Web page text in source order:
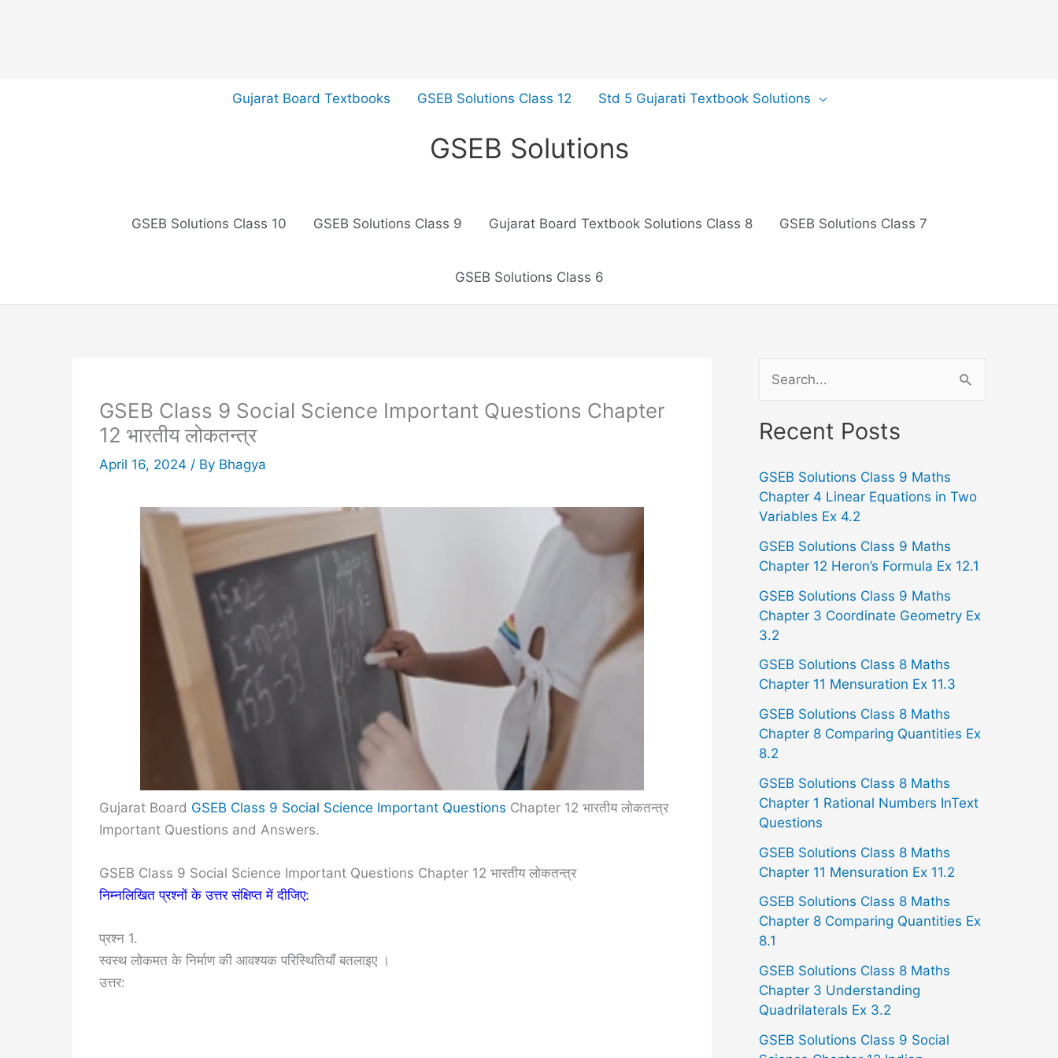
Gujarat Board Textbooks GSEB Solutions Class 12 Std 5 Gujarati Textbook Solutions
GSEB Solutions
GSEB Solutions Class 10 GSEB Solutions Class 9 Gujarat Board Textbook Solutions Class 8 GSEB Solutions Class 7
GSEB Solutions Class 6
GSEB Class 9 Social Science Important Questions Chapter
12 भारतीय लोकतन्त्र
April 16, 2024 / By Bhagya
Gujarat Board GSEB Class 9 Social Science Important Questions Chapter 12 भारतीय लोकतन्त्र
Important Questions and Answers.
GSEB Class 9 Social Science Important Questions Chapter 12 भारतीय लोकतन्त्र
निम्नलिखित प्रश्नों के उत्तर संक्षिप्त में दीजिए:
प्रश्न 1.
स्वस्थ लोकमत के निर्माण की आवश्यक परिस्थितियाँ बतलाइए ।
उत्तर:
a
c
h
o
:
Recent Posts
GSEB Solutions Class 9 Maths
Chapter 4 Linear Equations in Two
Variables Ex 4.2
GSEB Solutions Class 9 Maths
Chapter 12 Heron’s Formula Ex 12.1
GSEB Solutions Class 9 Maths
Chapter 3 Coordinate Geometry Ex
3.2
GSEB Solutions Class 8 Maths
Chapter 11 Mensuration Ex 11.3
GSEB Solutions Class 8 Maths
Chapter 8 Comparing Quantities Ex
8.2
GSEB Solutions Class 8 Maths
Chapter 1 Rational Numbers InText
Questions
GSEB Solutions Class 8 Maths
Chapter 11 Mensuration Ex 11.2
GSEB Solutions Class 8 Maths
Chapter 8 Comparing Quantities Ex
8.1
GSEB Solutions Class 8 Maths
Chapter 3 Understanding
Quadrilaterals Ex 3.2
GSEB Solutions Class 9 Social